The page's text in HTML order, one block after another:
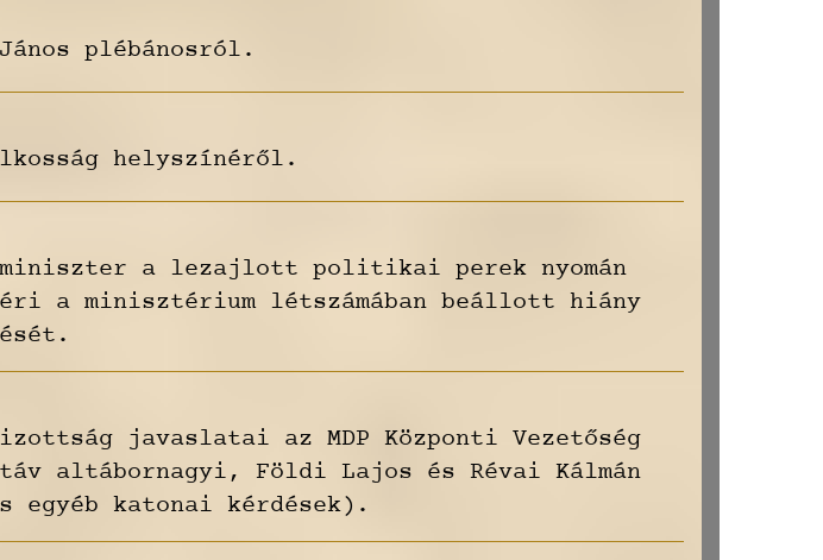
plébánosról.
helyszínéről.
a lezajlott politikai perek nyomán
a minisztérium létszámában beállott hiány
javaslatai az MDP Központi Vezetőség
altábornagyi, Földi Lajos és Révai Kálmán
egyéb katonai kérdések).